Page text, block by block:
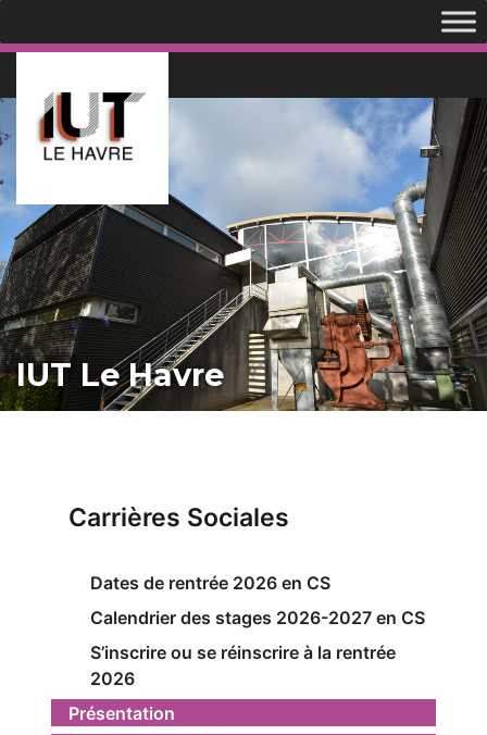
IUT Le Havre
Carrières Sociales
Dates de rentrée 2026 en CS
Calendrier des stages 2026-2027 en CS
S’inscrire ou se réinscrire à la rentrée
2026
Présentation